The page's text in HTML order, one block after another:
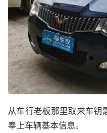
从车行老板那里取来车钥
奉上车辆基本信息。